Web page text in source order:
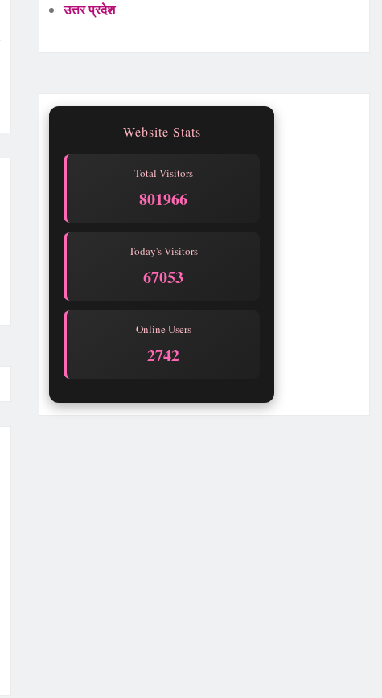
उत्तर प्रदेश
Website Stats
Total Visitors
801966
Today's Visitors
67053
Online Users
2742